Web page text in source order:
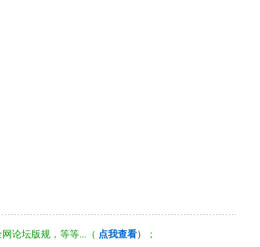
论坛版规，等等...（ 点我查看） ；